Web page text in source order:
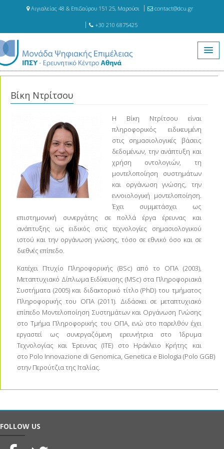
Αιγιαλείας 48 & Επιδαύρου 151 25, Μαρούσι contact@dcu.gr
+30 210 6875425
Αρχική Στελέχωση Βίκη Ντρίτσου
Βίκη Ντρίτσου
Η Βίκη Ντρίτσου είναι
πληροφορικός ειδικευμένη
στις σημασιολογικές βάσεις
δεδομένων, την ανάπτυξη και
χρήση οντολογιών, τη
μοντελοποίηση συστημάτων
και οργάνωση γνώσης, την
εννοιολογική μοντελοποίηση.
Έχει συμμετάσχει ως
επιστημονική συνεργάτης σε πολλά έργα έρευνας και
ανάπτυξης ως ειδικός στις τεχνολογίες σημασιολογικού
ιστού και την οργάνωση γνώσης, τόσο σε εθνικό όσο και σε
διεθνές επίπεδο.
Κατέχει Πτυχίο Πληροφορικής (BSc) από το ΟΠΑ (2003),
Μεταπτυχιακό Δίπλωμα Ειδίκευσης (MSc) στα Πληροφοριακά
Συστήματα (2005) και διδακτορικό τίτλο (PhD) του τμήματος
Πληροφορικής του ΟΠΑ (2011). Διδάσκει σε μεταπτυχιακό
επίπεδο Μοντελοποίηση Συστημάτων και Οργάνωση Γνώσης
στο Τμήμα Πληροφορικής του ΟΠΑ, ενώ στο παρελθόν έχει
εργαστεί ως συνεργαζόμενη ερευνήτρια στο Ίδρυμα
Τεχνολογίας και Έρευνας (ΙΤΕ) στο Ηράκλειο Κρήτης και
στο Polo Innovazione di Genomica, Genetica e Biologia (Polo GGB)
στην Περούτζια της Ιταλίας.
FOLLOW US